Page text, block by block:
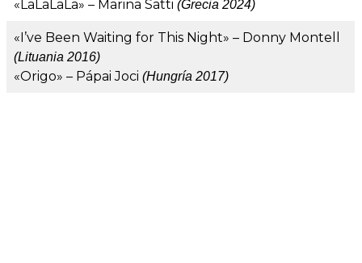
«LaLaLaLa» – Marina Satti (Grecia 2024)
«I’ve Been Waiting for This Night» – Donny Montell
(Lituania 2016)
«Origo» – Pápai Joci (Hungría 2017)